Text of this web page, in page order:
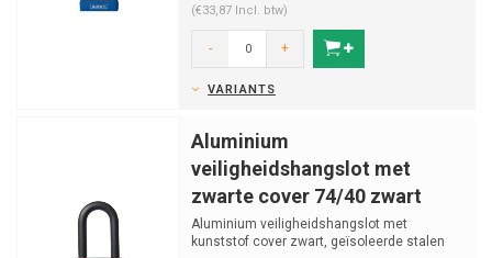
(€33,87 Incl. btw)
- +
VARIANTS
Aluminium
veiligheidshangslot met
zwarte cover 74/40 zwart
Aluminium veiligheidshangslot met
kunststof cover zwart, geïsoleerde stalen